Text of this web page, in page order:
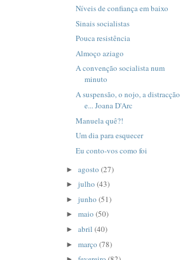
Níveis de confiança em baixo
Sinais socialistas
Pouca resistência
Almoço aziago
A convenção socialista num
minuto
A suspensão, o nojo, a distracção
e... Joana D'Arc
Manuela quê?!
Um dia para esquecer
Eu conto-vos como foi
► agosto (27)
► julho (43)
► junho (51)
► maio (50)
► abril (40)
► março (78)